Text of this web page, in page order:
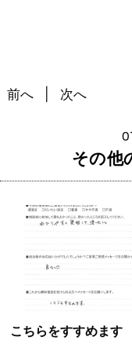
前へ 次へ
その他
こちらをすすめます